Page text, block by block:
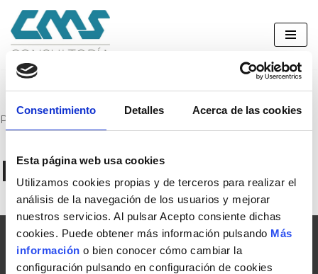
Consentimiento Detalles Acerca de las cookies
Esta página web usa cookies
Utilizamos cookies propias y de terceros para realizar el
análisis de la navegación de los usuarios y mejorar
nuestros servicios. Al pulsar Acepto consiente dichas
cookies. Puede obtener más información pulsando Más
información o bien conocer cómo cambiar la
configuración pulsando en configuración de cookies
Saltar
al
contenido
Portada
BRC